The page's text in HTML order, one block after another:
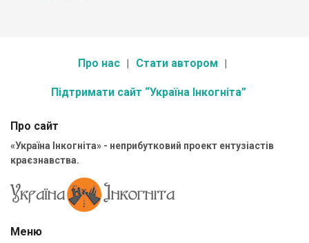
Про нас Стати автором
Підтримати сайт “Україна Інкогніта”
Про сайт
«Україна Інкогніта» - неприбутковий проект ентузіастів
краєзнавства.
Меню